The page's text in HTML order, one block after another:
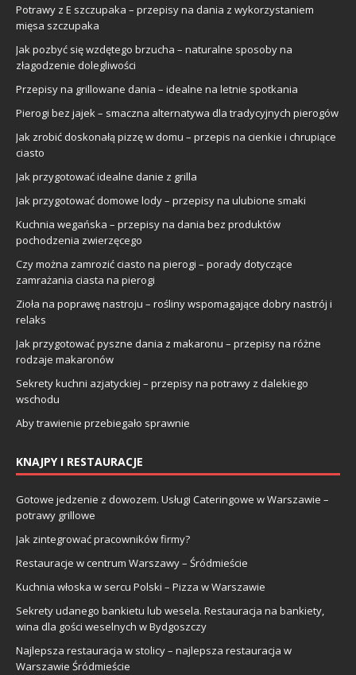
Potrawy z E szczupaka – przepisy na dania z wykorzystaniem
mięsa szczupaka
Jak pozbyć się wzdętego brzucha – naturalne sposoby na
złagodzenie dolegliwości
Przepisy na grillowane dania – idealne na letnie spotkania
Pierogi bez jajek – smaczna alternatywa dla tradycyjnych pierogów
Jak zrobić doskonałą pizzę w domu – przepis na cienkie i chrupiące
ciasto
Jak przygotować idealne danie z grilla
Jak przygotować domowe lody – przepisy na ulubione smaki
Kuchnia wegańska – przepisy na dania bez produktów
pochodzenia zwierzęcego
Czy można zamrozić ciasto na pierogi – porady dotyczące
zamrażania ciasta na pierogi
Zioła na poprawę nastroju – rośliny wspomagające dobry nastrój i
relaks
Jak przygotować pyszne dania z makaronu – przepisy na różne
rodzaje makaronów
Sekrety kuchni azjatyckiej – przepisy na potrawy z dalekiego
wschodu
Aby trawienie przebiegało sprawnie
KNAJPY I RESTAURACJE
Gotowe jedzenie z dowozem. Usługi Cateringowe w Warszawie –
potrawy grillowe
Jak zintegrować pracowników firmy?
Restauracje w centrum Warszawy – Śródmieście
Kuchnia włoska w sercu Polski – Pizza w Warszawie
Sekrety udanego bankietu lub wesela. Restauracja na bankiety,
wina dla gości weselnych w Bydgoszczy
Najlepsza restauracja w stolicy – najlepsza restauracja w
Warszawie Śródmieście